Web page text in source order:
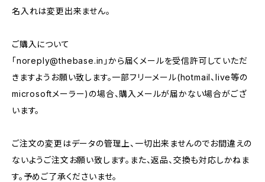
名入れは変更出来ません。
ご購入について
「noreply@thebase.in 」から届くメールを受信許可していただ
きますようお願い致します。一部フリーメール(hotmail、live等の
microsoftメーラー)の場合、購入メールが届かない場合がござ
います。
ご注文の変更はデータの管理上、一切出来ませんのでお間違えの
ないようご注文お願い致します。また、返品、交換も対応しかねま
す。予めご了承くださいませ。